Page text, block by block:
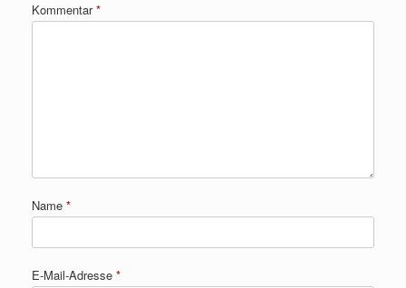
Kommentar*
Name *
E-Mail-Adresse *